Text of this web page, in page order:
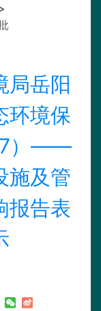
局岳阳
环境保
）——
施及管
报告表